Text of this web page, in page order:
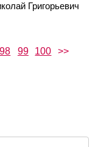
Григорьевич
98 99 100 >>